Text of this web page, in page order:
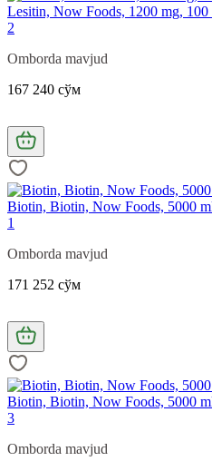
Lesitin, Now Foods, 1200 mg, 100
2
Omborda mavjud
167 240 сўм
Biotin, Biotin, Now Foods, 5000
1
Omborda mavjud
171 252 сўм
Biotin, Biotin, Now Foods, 5000
3
Omborda mavjud